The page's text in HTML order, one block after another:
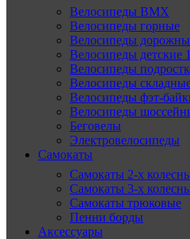
Велосипеды BMX
Велосипеды горные
Велосипеды
Велосипеды детские
Велосипеды
Велосипеды
Велосипеды фэт-
Велосипеды
Беговелы
Электровелосипеды
Самокаты
Самокаты 2-х
Самокаты 3-х
Самокаты трюковые
Пенни борды
Аксессуары